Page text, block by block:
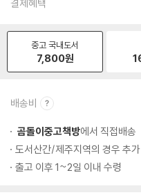
결제혜택
중고 국내도서
7,800원
배송비
곰돌이중고책방에서 직접배송
도서산간/제주지역의 경우 추
출고 이후 1~2일 이내 수령